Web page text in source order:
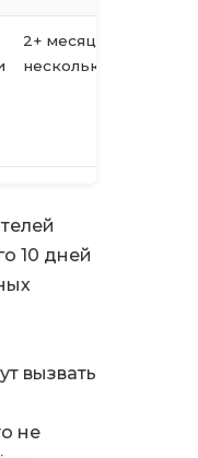
2+ месяца —
несколько лет
10 дней
вызвать
не